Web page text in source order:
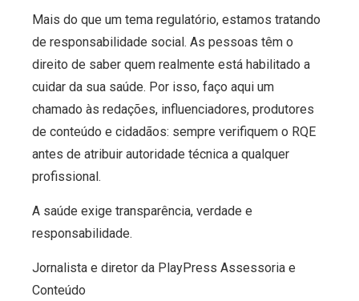
Mais do que um tema regulatório, estamos tratando
de responsabilidade social. As pessoas têm o
direito de saber quem realmente está habilitado a
cuidar da sua saúde. Por isso, faço aqui um
chamado às redações, influenciadores, produtores
de conteúdo e cidadãos: sempre verifiquem o RQE
antes de atribuir autoridade técnica a qualquer
profissional.
A saúde exige transparência, verdade e
responsabilidade.
Jornalista e diretor da PlayPress Assessoria e
Conteúdo